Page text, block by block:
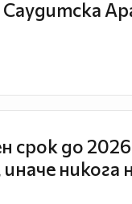
срок до
никога